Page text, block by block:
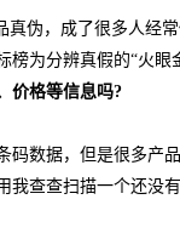
伪，成了很多人经
为分辨真假的“火
价格等信息吗?
数据，但是很多产
我查查扫描一个还没